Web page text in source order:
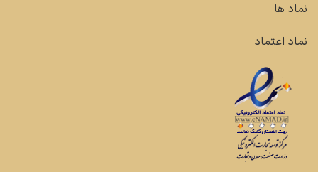
نماد ها
نماد اعتماد